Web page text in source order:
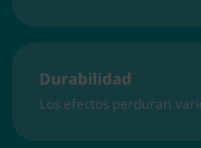
Durabilidad
Los efectos perduran